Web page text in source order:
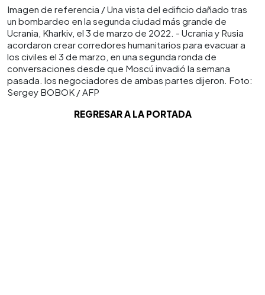
Imagen de referencia / Una vista del edificio dañado tras
un bombardeo en la segunda ciudad más grande de
Ucrania, Kharkiv, el 3 de marzo de 2022. - Ucrania y Rusia
acordaron crear corredores humanitarios para evacuar a
los civiles el 3 de marzo, en una segunda ronda de
conversaciones desde que Moscú invadió la semana
pasada. los negociadores de ambas partes dijeron. Foto:
Sergey BOBOK / AFP
REGRESAR A LA PORTADA